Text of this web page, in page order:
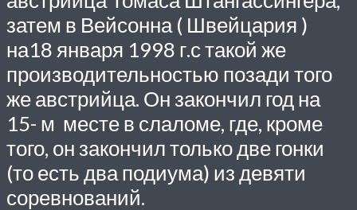
затем в Вейсонна ( Швейцария )
на18 января 1998 г.с такой же
производительностью позади того
же австрийца. Он закончил год на
15- м месте в слаломе, где, кроме
того, он закончил только две гонки
(то есть два подиума) из девяти
соревнований.